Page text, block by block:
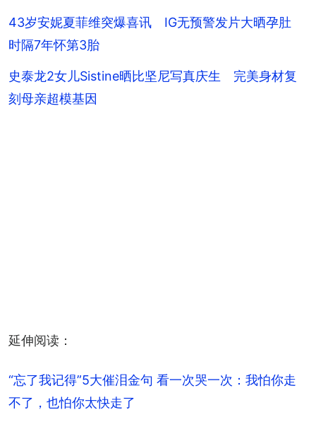
43岁安妮夏菲维突爆喜讯 IG无预警发片大晒孕肚
时隔7年怀第3胎
史泰龙2女儿Sistine晒比坚尼写真庆生 完美身材复
刻母亲超模基因
延伸阅读：
“忘了我记得”5大催泪金句 看一次哭一次：我怕你走
不了，也怕你太快走了